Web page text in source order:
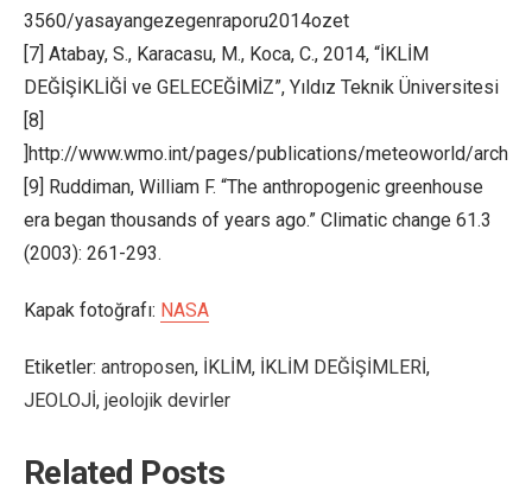
3560/yasayangezegenraporu2014ozet
[7] Atabay, S., Karacasu, M., Koca, C., 2014, “İKLİM
DEĞİŞİKLİĞİ ve GELECEĞİMİZ”, Yıldız Teknik Üniversitesi
[8]
]http://www.wmo.int/pages/publications/meteoworld/
[9] Ruddiman, William F. “The anthropogenic greenhouse
era began thousands of years ago.” Climatic change 61.3
(2003): 261-293.
Kapak fotoğrafı: NASA
Etiketler: antroposen, İKLİM, İKLİM DEĞİŞİMLERİ,
JEOLOJİ, jeolojik devirler
Related Posts